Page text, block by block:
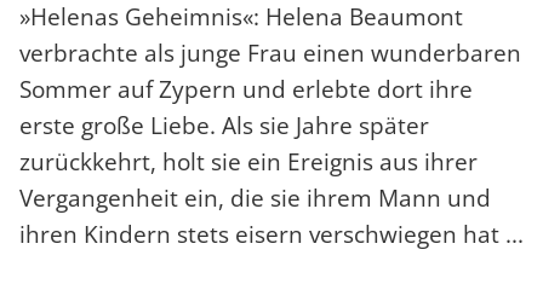
»Helenas Geheimnis«: Helena Beaumont
verbrachte als junge Frau einen wunderbaren
Sommer auf Zypern und erlebte dort ihre
erste große Liebe. Als sie Jahre später
zurückkehrt, holt sie ein Ereignis aus ihrer
Vergangenheit ein, die sie ihrem Mann und
ihren Kindern stets eisern verschwiegen hat ...